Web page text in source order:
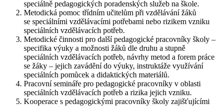
speciálně pedagogických poradenských služeb na škole.
Metodická pomoc třídním učitelům při vzdělávání žáků
se speciálními vzdělávacími potřebami nebo rizikem vzniku
speciálních vzdělávacích potřeb.
Metodické činnosti pro další pedagogické pracovníky školy –
specifika výuky a možnosti žáků dle druhu a stupně
speciálních vzdělávacích potřeb, návrhy metod a forem práce
se žáky – jejich zavádění do výuky, instruktáže využívání
speciálních pomůcek a didaktických materiálů.
Pracovní semináře pro pedagogické pracovníky v oblasti
speciálních vzdělávacích potřeb a rizika jejich vzniku.
Kooperace s pedagogickými pracovníky školy zajišťujícími